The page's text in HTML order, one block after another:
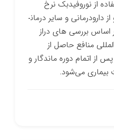
از نوروفیدبک نرخ
بهبودی بسیار بالایی دارد و از دارو­درمانی و سایر درمان­
اساس بررسی­ های دراز
منافع حاصل از
از اتمام دوره ماندگار و
بیماری می‌شود.